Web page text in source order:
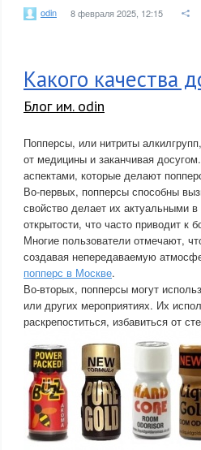
odin 8 февраля 2025, 12:15
Какого качества
Блог им. odin
Попперсы, или нитриты
от медицины и заканчивая
аспектами, которые делают
Во-первых, попперсы способны
свойство делает их актуальными
открытости, что часто приводит
Многие пользователи отмечают,
создавая непередаваемую
попперс в Москве.
Во-вторых, попперсы могут
или других мероприятиях. Их
раскрепоститься, избавиться от